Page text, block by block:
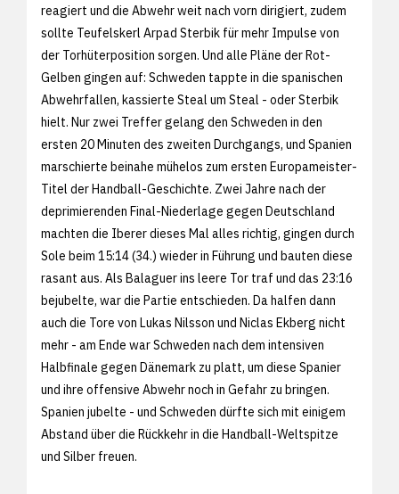
reagiert und die Abwehr weit nach vorn dirigiert, zudem
sollte Teufelskerl Arpad Sterbik für mehr Impulse von
der Torhüterposition sorgen. Und alle Pläne der Rot-
Gelben gingen auf: Schweden tappte in die spanischen
Abwehrfallen, kassierte Steal um Steal - oder Sterbik
hielt. Nur zwei Treffer gelang den Schweden in den
ersten 20 Minuten des zweiten Durchgangs, und Spanien
marschierte beinahe mühelos zum ersten Europameister-
Titel der Handball-Geschichte. Zwei Jahre nach der
deprimierenden Final-Niederlage gegen Deutschland
machten die Iberer dieses Mal alles richtig, gingen durch
Sole beim 15:14 (34.) wieder in Führung und bauten diese
rasant aus. Als Balaguer ins leere Tor traf und das 23:16
bejubelte, war die Partie entschieden. Da halfen dann
auch die Tore von Lukas Nilsson und Niclas Ekberg nicht
mehr - am Ende war Schweden nach dem intensiven
Halbfinale gegen Dänemark zu platt, um diese Spanier
und ihre offensive Abwehr noch in Gefahr zu bringen.
Spanien jubelte - und Schweden dürfte sich mit einigem
Abstand über die Rückkehr in die Handball-Weltspitze
und Silber freuen.